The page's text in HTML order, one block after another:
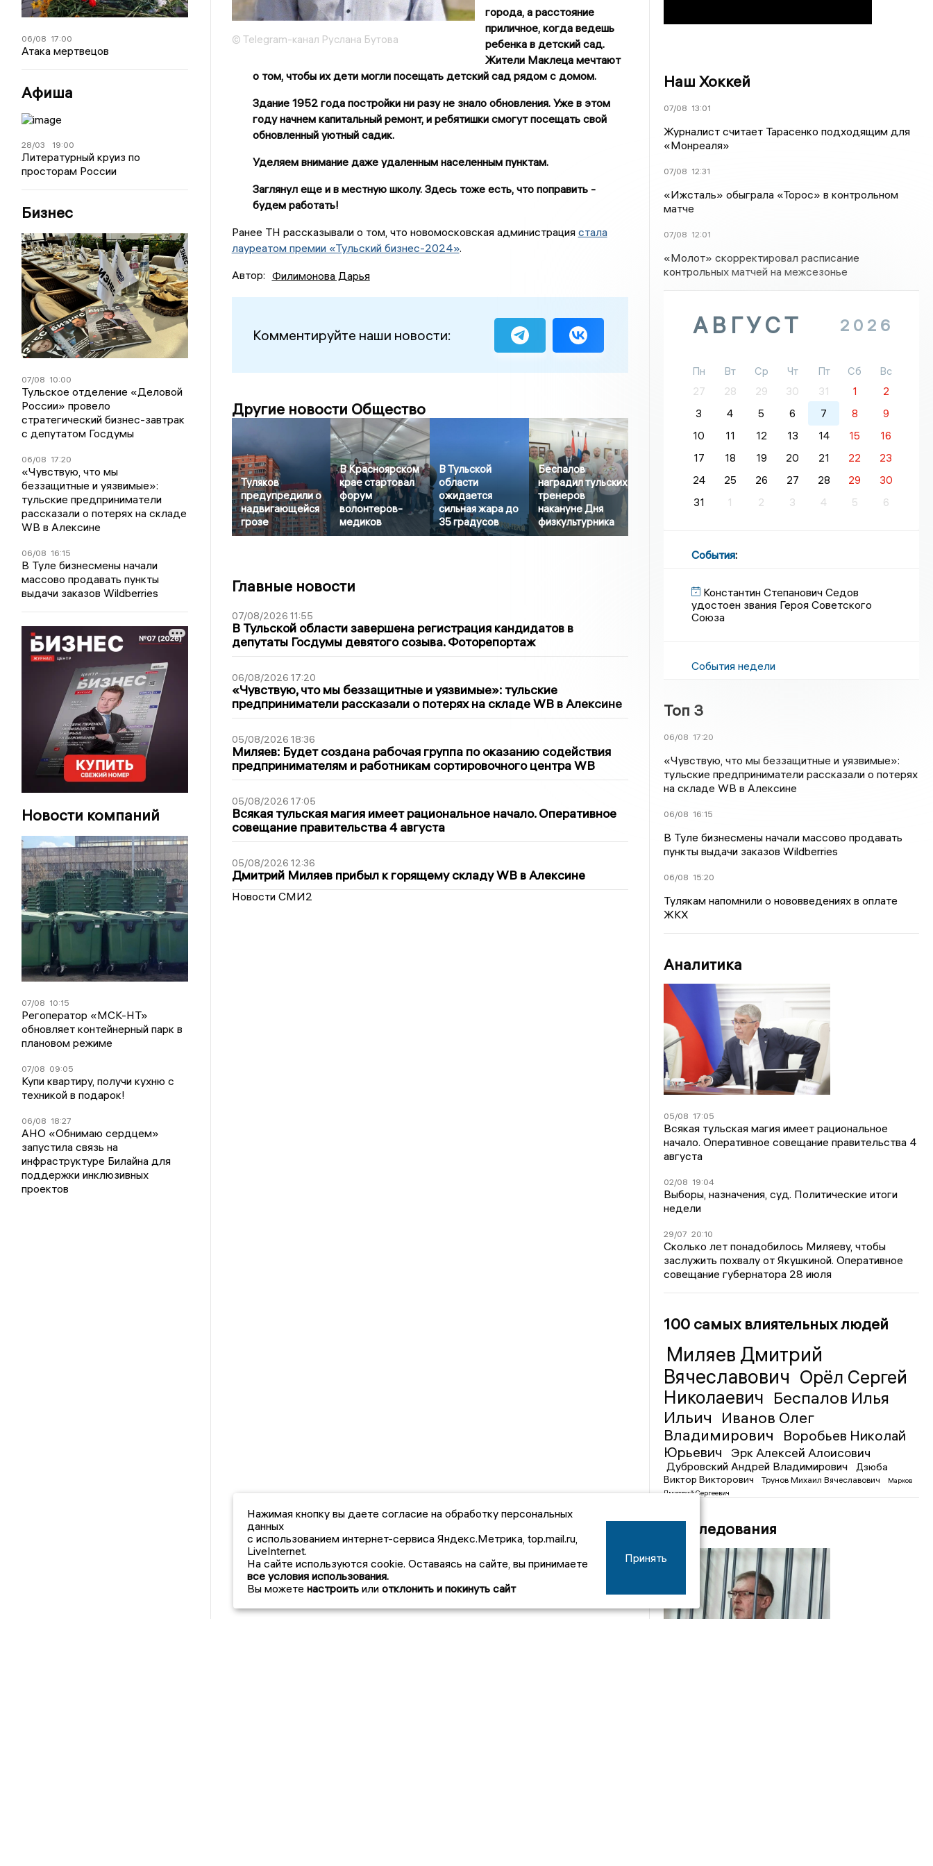
06/08 17:00
Атака мертвецов
Афиша
28/03 19:00
Литературный круиз по
просторам России
Бизнес
07/08 10:00
Тульское отделение «Деловой
России» провело
стратегический бизнес-завтрак
с депутатом Госдумы
06/08 17:20
«Чувствую, что мы
беззащитные и уязвимые»:
тульские предприниматели
рассказали о потерях на складе
WB в Алексине
06/08 16:15
В Туле бизнесмены начали
массово продавать пункты
выдачи заказов Wildberries
Новости компаний
07/08 10:15
Регоператор «МСК-НТ»
обновляет контейнерный парк в
плановом режиме
07/08 09:05
Купи квартиру, получи кухню с
техникой в подарок!
06/08 18:27
АНО «Обнимаю сердцем»
запустила связь на
инфраструктуре Билайна для
поддержки инклюзивных
проектов
© Telegram-канал Руслана Бутова
города, а расстояние
приличное, когда ведешь
ребенка в детский сад.
Жители Маклеца мечтают
о том, чтобы их дети могли посещать детский сад рядом с домом.
Здание 1952 года постройки ни разу не знало обновления. Уже в этом
году начнем капитальный ремонт, и ребятишки смогут посещать свой
обновленный уютный садик.
Уделяем внимание даже удаленным населенным пунктам.
Заглянул еще и в местную школу. Здесь тоже есть, что поправить -
будем работать!
Ранее ТН рассказывали о том, что новомосковская администрация стала
лауреатом премии «Тульский бизнес-2024».
Автор: Филимонова Дарья
Комментируйте наши новости:
Другие новости Общество
Туляков
предупредили о
надвигающейся
грозе
В Красноярском
крае стартовал
форум
волонтеров-
медиков
В Тульской
области
ожидается
сильная жара до
35 градусов
Беспалов
наградил тульских
тренеров
накануне Дня
физкультурника
Главные новости
07/08/2026 11:55
В Тульской области завершена регистрация кандидатов в
депутаты Госдумы девятого созыва. Фоторепортаж
06/08/2026 17:20
«Чувствую, что мы беззащитные и уязвимые»: тульские
предприниматели рассказали о потерях на складе WB в Алексине
05/08/2026 18:36
Миляев: Будет создана рабочая группа по оказанию содействия
предпринимателям и работникам сортировочного центра WB
05/08/2026 17:05
Всякая тульская магия имеет рациональное начало. Оперативное
совещание правительства 4 августа
05/08/2026 12:36
Дмитрий Миляев прибыл к горящему складу WB в Алексине
Новости СМИ2
Наш Хоккей
07/08 13:01
Журналист считает Тарасенко подходящим для
«Монреаля»
07/08 12:31
«Ижсталь» обыграла «Торос» в контрольном
матче
07/08 12:01
«Молот» скорректировал расписание
контрольных матчей на межсезонье
АВГУСТ 2026
Пн Вт Ср Чт Пт Сб
Вс
27
28 29 30 31 1
2
3
4 5 6 7 8
9
10
11 12 13 14 15
16
17
18 19 20 21 22
23
24
25 26 27 28 29
30
31
1 2 3 4 5 6
События:
Константин Степанович Седов
удостоен звания Героя Советского
Союза
События недели
Топ 3
06/08 17:20
«Чувствую, что мы беззащитные и уязвимые»:
тульские предприниматели рассказали о потерях
на складе WB в Алексине
06/08 16:15
В Туле бизнесмены начали массово продавать
пункты выдачи заказов Wildberries
06/08 15:20
Тулякам напомнили о нововведениях в оплате
ЖКХ
Аналитика
05/08 17:05
Всякая тульская магия имеет рациональное
начало. Оперативное совещание правительства 4
августа
02/08 19:04
Выборы, назначения, суд. Политические итоги
недели
29/07 20:10
Сколько лет понадобилось Миляеву, чтобы
заслужить похвалу от Якушкиной. Оперативное
совещание губернатора 28 июля
100 самых влиятельных людей
Миляев Дмитрий
Вячеславович Орёл Сергей
Николаевич Беспалов Илья
Ильич
Иванов Олег
Владимирович
Воробьев Николай
Юрьевич
Эрк Алексей Алоисович
Дубровский Андрей Владимирович
Дзюба
Виктор Викторович
Трунов Михаил Вячеславович
Марков
Дмитрий Сергеевич
Расследования
Нажимая кнопку вы даете согласие на обработку персональных
данных
с использованием интернет-сервиса Яндекс.Метрика, top.mail.ru,
LiveInternet.
На сайте используются cookie. Оставаясь на сайте, вы принимаете
все условия использования.
Вы можете настроить или отклонить и покинуть сайт
Принять